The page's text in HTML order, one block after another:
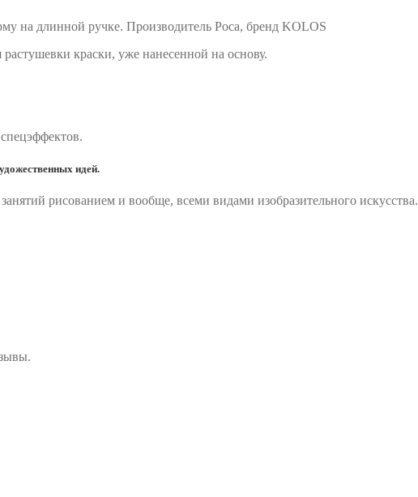
на длинной ручке. Производитель Роса, бренд KOLOS
краски, уже нанесенной на основу.
идей.
рисованием и вообще, всеми видами изобразительного искусства.